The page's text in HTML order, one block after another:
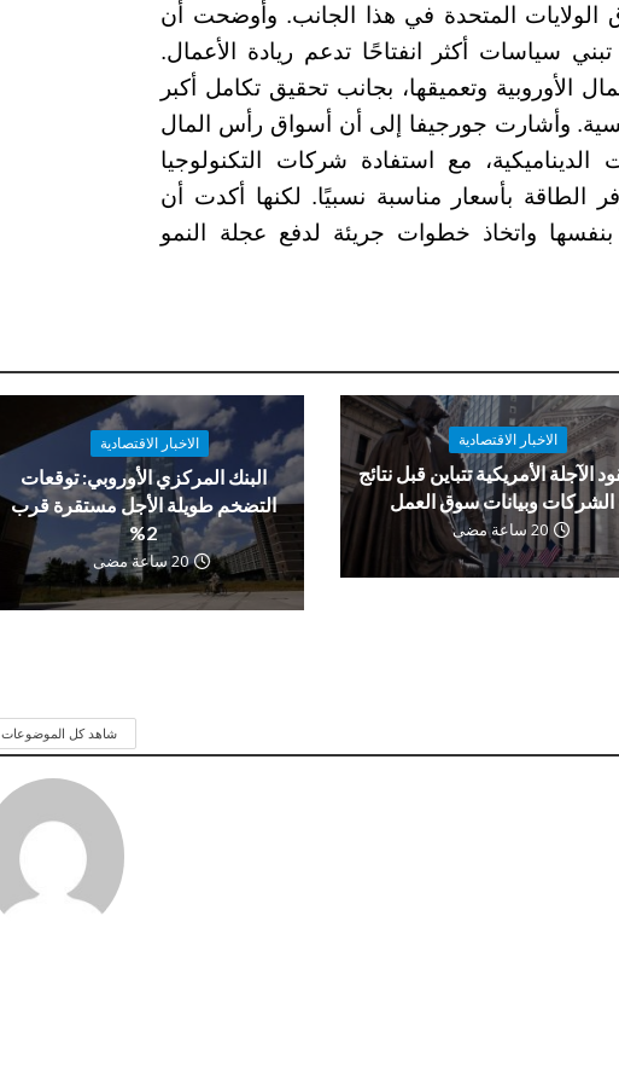
الولايات المتحدة في هذا الجانب. وأوضحت أن
تبني سياسات أكثر انفتاحًا تدعم ريادة الأعمال.
وتعميقها، بجانب تحقيق تكامل أكبر
وأشارت جورجيفا إلى أن أسواق رأس المال
مع استفادة شركات التكنولوجيا
الطاقة بأسعار مناسبة نسبيًا. لكنها أكدت أن
بنفسها واتخاذ خطوات جريئة لدفع عجلة النمو
الاخبار الاقتصادية
الآجلة الأمريكية تتباين قبل نتائج
الشركات وبيانات سوق العمل
20 ساعة مضى
الاخبار الاقتصادية
البنك المركزي الأوروبي: توقعات
التضخم طويلة الأجل مستقرة قرب
2%
20 ساعة مضى
شاهد كل الموضوعات